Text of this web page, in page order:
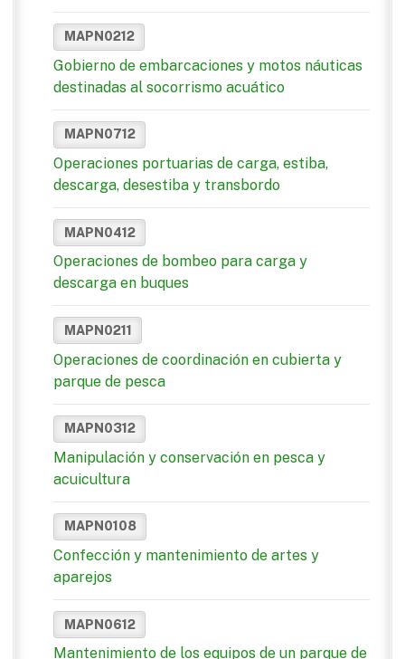
MAPN0212
Gobierno de embarcaciones y motos náuticas
destinadas al socorrismo acuático
MAPN0712
Operaciones portuarias de carga, estiba,
descarga, desestiba y transbordo
MAPN0412
Operaciones de bombeo para carga y
descarga en buques
MAPN0211
Operaciones de coordinación en cubierta y
parque de pesca
MAPN0312
Manipulación y conservación en pesca y
acuicultura
MAPN0108
Confección y mantenimiento de artes y
aparejos
MAPN0612
Mantenimiento de los equipos de un parque de